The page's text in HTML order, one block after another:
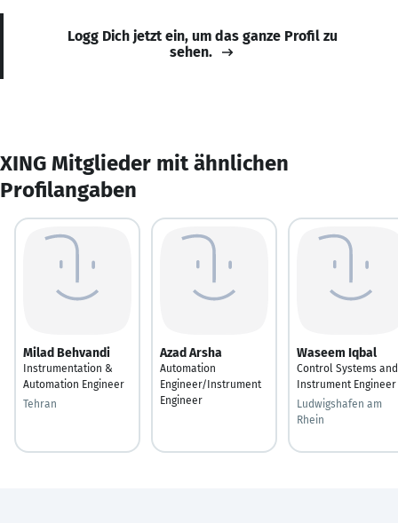
Logg Dich jetzt ein, um das ganze Profil zu
sehen.
XING Mitglieder mit ähnlichen
Profilangaben
Milad Behvandi
Instrumentation &
Automation Engineer
Tehran
Azad Arsha
Automation
Engineer/Instrument
Engineer
Waseem Iqbal
Control Systems and
Instrument Engineer
Ludwigshafen am
Rhein